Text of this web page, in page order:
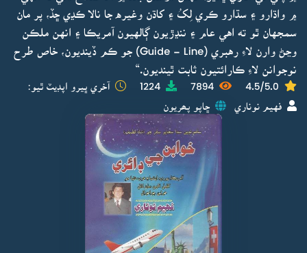
۾ واڌارو ۽ سڌارو ڪري لِکُ ۽ کاڌن وغيره جا نالا ڪڍي ڇڏ، پر مان
سمجهان ٿو ته اهي عام ۽ ننڍڙيون ڳالهيون آمريڪا ۽ انهن ملڪن
وڃڻ وارن لاءِ رهبري (Guide - Line) جو ڪم ڏينديون، خاص طرح
نوجوانن لاءِ ڪارائتيون ثابت ٿينديون.“
4.5/5.0
7894
1224 آخري ڀيرو اپڊيٽ ٿيو:
فهيم نوناري ڇاپو پھريون